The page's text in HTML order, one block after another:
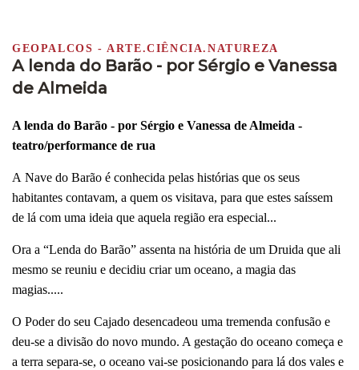
GEOPALCOS - ARTE.CIÊNCIA.NATUREZA
A lenda do Barão - por Sérgio e Vanessa
de Almeida
A lenda do Barão - por Sérgio e Vanessa de Almeida -
teatro/performance de rua
A Nave do Barão é conhecida pelas histórias que os seus
habitantes contavam, a quem os visitava, para que estes saíssem
de lá com uma ideia que aquela região era especial...
Ora a “Lenda do Barão” assenta na história de um Druida que ali
mesmo se reuniu e decidiu criar um oceano, a magia das
magias.....
O Poder do seu Cajado desencadeou uma tremenda confusão e
deu-se a divisão do novo mundo. A gestação do oceano começa e
a terra separa-se, o oceano vai-se posicionando para lá dos vales e